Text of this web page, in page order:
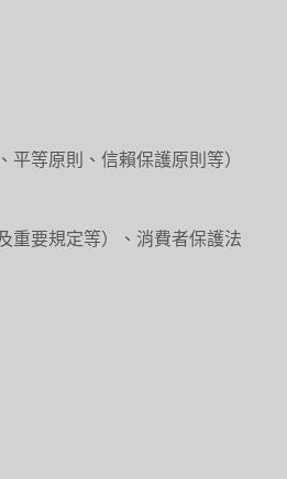
等原則、信賴保護原則等）
重要規定等）、消費者保護法